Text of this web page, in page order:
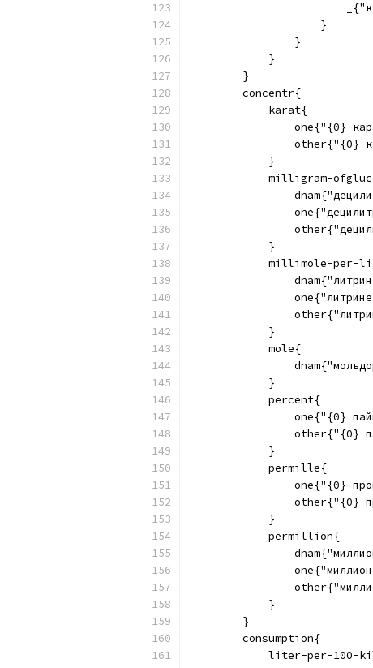
                    }
                }
            }
        }
        concentr{
            karat{
one{"{0}
other{"{0}
            }
milligram-
            }
millimole-per-
            }
            mole{
            }
            percent{
one{"{0}
other{"{0}
            }
            permille{
one{"{0}
other{"{0}
            }
            permillion{
            }
        }
        consumption{
liter-per-100-